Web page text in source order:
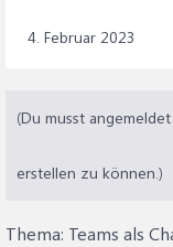
4. Februar 2023
(Du musst
erstellen zu können.)
Thema: Teams als